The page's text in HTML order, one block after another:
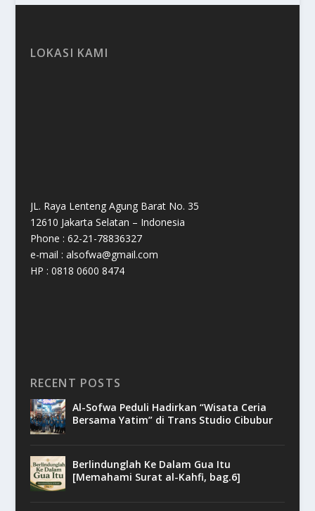
LOKASI KAMI
JL. Raya Lenteng Agung Barat No. 35
12610 Jakarta Selatan – Indonesia
Phone : 62-21-78836327
e-mail : alsofwa@gmail.com
HP : 0818 0600 8474
RECENT POSTS
Al-Sofwa Peduli Hadirkan “Wisata Ceria
Bersama Yatim” di Trans Studio Cibubur
Berlindunglah Ke Dalam Gua Itu
[Memahami Surat al-Kahfi, bag.6]